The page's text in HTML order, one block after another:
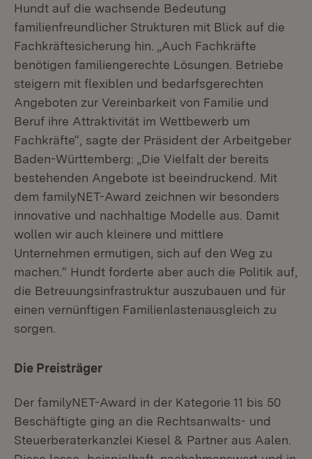
Hundt auf die wachsende Bedeutung
familienfreundlicher Strukturen mit Blick auf die
Fachkräftesicherung hin. „Auch Fachkräfte
benötigen familiengerechte Lösungen. Betriebe
steigern mit flexiblen und bedarfsgerechten
Angeboten zur Vereinbarkeit von Familie und
Beruf ihre Attraktivität im Wettbewerb um
Fachkräfte“, sagte der Präsident der Arbeitgeber
Baden-Württemberg: „Die Vielfalt der bereits
bestehenden Angebote ist beeindruckend. Mit
dem familyNET-Award zeichnen wir besonders
innovative und nachhaltige Modelle aus. Damit
wollen wir auch kleinere und mittlere
Unternehmen ermutigen, sich auf den Weg zu
machen.“ Hundt forderte aber auch die Politik auf,
die Betreuungsinfrastruktur auszubauen und für
einen vernünftigen Familienlastenausgleich zu
sorgen.
Die Preisträger
Der familyNET-Award in der Kategorie 11 bis 50
Beschäftigte ging an die Rechtsanwalts- und
Steuerberaterkanzlei Kiesel & Partner aus Aalen.